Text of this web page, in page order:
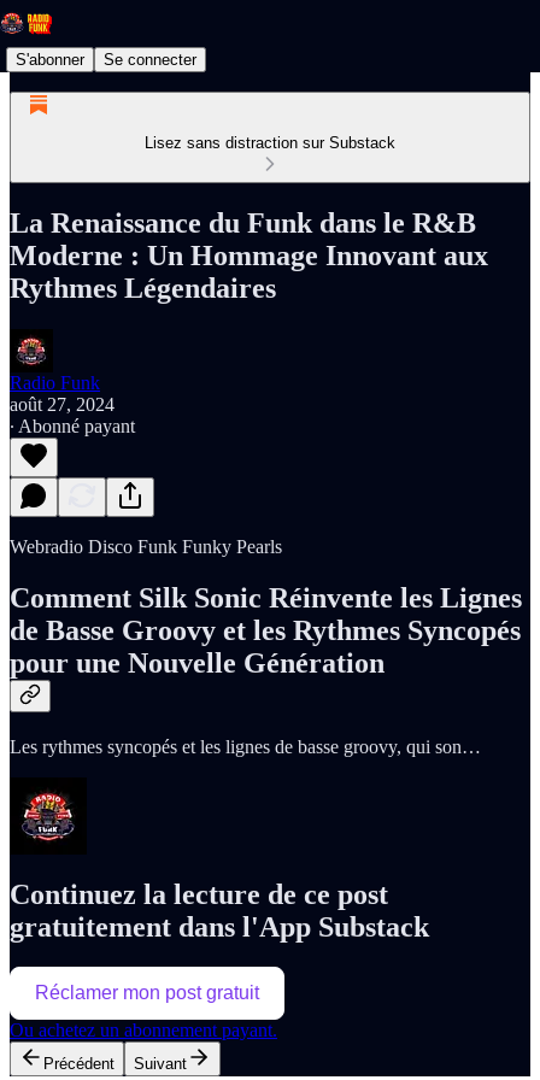
S'abonner Se connecter
Lisez sans distraction sur Substack
La Renaissance du Funk dans le R&B
Moderne : Un Hommage Innovant aux
Rythmes Légendaires
Radio Funk
août 27, 2024
∙ Abonné payant
Webradio Disco Funk Funky Pearls
Comment Silk Sonic Réinvente les Lignes
de Basse Groovy et les Rythmes Syncopés
pour une Nouvelle Génération
Les rythmes syncopés et les lignes de basse groovy, qui son…
Continuez la lecture de ce post
gratuitement dans l'App Substack
Réclamer mon post gratuit
Ou achetez un abonnement payant.
Précédent Suivant